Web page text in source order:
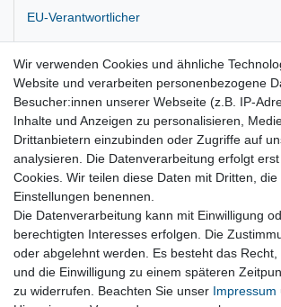
EU-Verantwortlicher
Hersteller
Zustandsbeschreibung: Von Neuwagen
Originalteil !
Vertrag widerrufen
Wir verwenden Cookies und ähnliche
Website und verarbeiten personenbezogene
Besucher:innen unserer Webseite (z.B. IP-
Inhalte und Anzeigen zu personalisieren,
Drittanbietern einzubinden oder Zugriffe auf
analysieren. Die Datenverarbeitung erfolgt
Cookies. Wir teilen diese Daten mit Dritten, die
Einstellungen benennen.
Die Datenverarbeitung kann mit Einwilligung
berechtigten Interesses erfolgen. Die
oder abgelehnt werden. Es besteht das Recht,
und die Einwilligung zu einem späteren
zu widerrufen. Beachten Sie unser Impressum